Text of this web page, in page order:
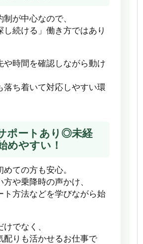
が中心なので、
し続ける」働き方ではあり
や時間を確認しながら動け
落ち着いて対応しやすい環
ポートあり◎未経
めやすい！
ての方も安心。
や乗降時の声かけ、
ト方法などを学びながら始
でなく、
配りも活かせるお仕事で